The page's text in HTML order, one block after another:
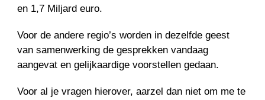
en 1,7 Miljard euro.
Voor de andere regio’s worden in dezelfde geest
van samenwerking de gesprekken vandaag
aangevat en gelijkaardige voorstellen gedaan.
Voor al je vragen hierover, aarzel dan niet om me te